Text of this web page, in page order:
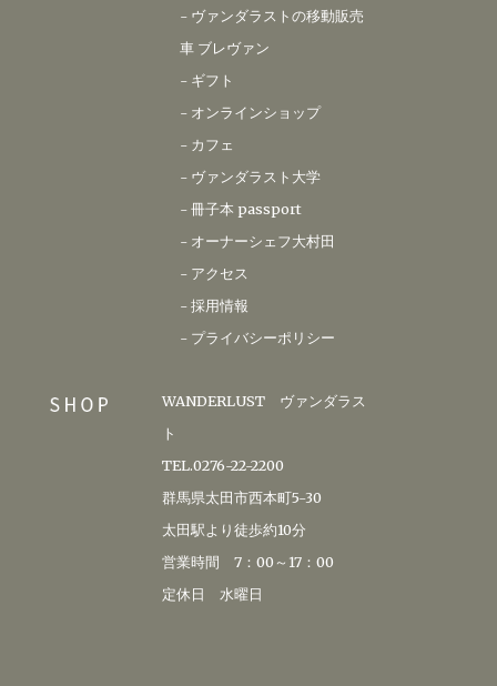
- ヴァンダラストの移動販売
車 ブレヴァン
- ギフト
- オンラインショップ
- カフェ
- ヴァンダラスト大学
-冊子本 passport
- オーナーシェフ大村田
- アクセス
-採用情報
- プライバシーポリシー
WANDERLUST ヴァンダラス
ト
TEL.0276-22-2200
群馬県太田市西本町5-30
太田駅より徒歩約10分
営業時間 7：00～17：00
定休日 水曜日